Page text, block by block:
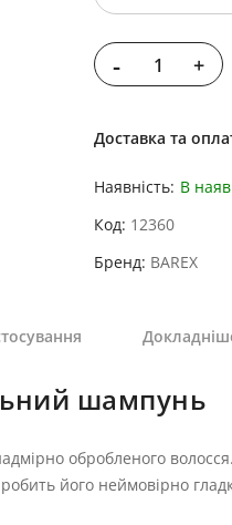
- +
Доставка та
Наявність: В
Код 12360
Бренд BAREX
шампунь
обробленого
його неймовірно